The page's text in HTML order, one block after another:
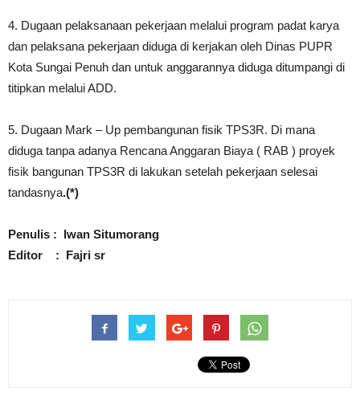
4. Dugaan pelaksanaan pekerjaan melalui program padat karya
dan pelaksana pekerjaan diduga di kerjakan oleh Dinas PUPR
Kota Sungai Penuh dan untuk anggarannya diduga ditumpangi di
titipkan melalui ADD.
5. Dugaan Mark – Up pembangunan fisik TPS3R. Di mana
diduga tanpa adanya Rencana Anggaran Biaya ( RAB ) proyek
fisik bangunan TPS3R di lakukan setelah pekerjaan selesai
tandasnya.(*)
Penulis : Iwan Situmorang
Editor : Fajri sr